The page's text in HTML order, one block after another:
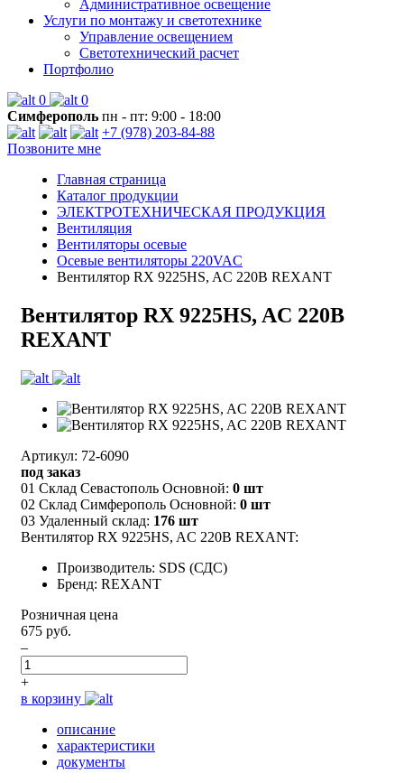
Административное освещение
Услуги по монтажу и светотехнике
Управление освещением
Светотехнический расчет
Портфолио
0
0
Симферополь пн - пт: 9:00 - 18:00
+7 (978) 203-84-88
Позвоните мне
Главная страница
Каталог продукции
ЭЛЕКТРОТЕХНИЧЕСКАЯ ПРОДУКЦИЯ
Вентиляция
Вентиляторы осевые
Осевые вентиляторы 220VAC
Вентилятор RX 9225HS, AC 220В REXANT
Вентилятор RX 9225HS, AC 220В
REXANT
Артикул: 72-6090
под заказ
01 Склад Севастополь Основной: 0 шт
02 Склад Симферополь Основной: 0 шт
03 Удаленный склад: 176 шт
Вентилятор RX 9225HS, AC 220В REXANT:
Производитель: SDS (СДС)
Бренд: REXANT
Розничная цена
675 руб.
–
+
в корзину
описание
характеристики
документы